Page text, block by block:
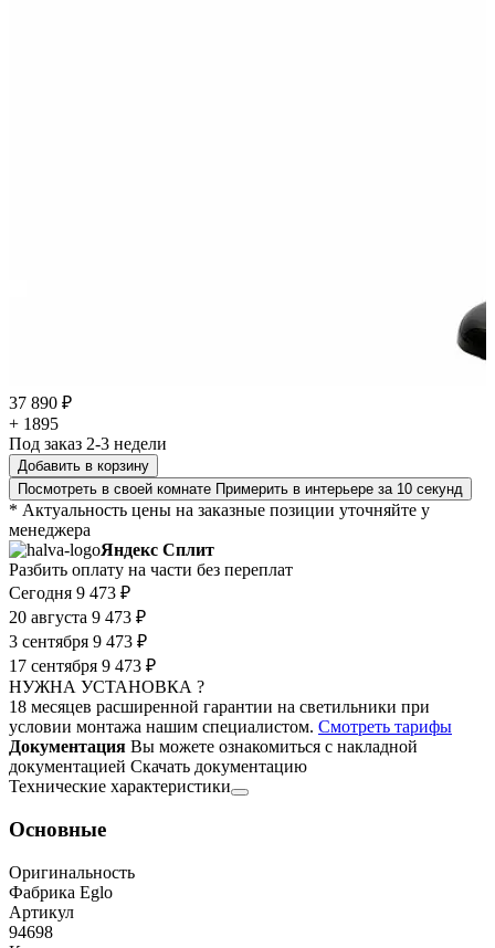
37 890 ₽
+ 1895
Под заказ 2-3 недели
Добавить в корзину
Посмотреть в своей комнате Примерить в интерьере за 10 секунд
* Актуальность цены на заказные позиции уточняйте у
менеджера
Яндекс Сплит
Разбить оплату на части без переплат
Сегодня 9 473 ₽
20 августа 9 473 ₽
3 сентября 9 473 ₽
17 сентября 9 473 ₽
НУЖНА УСТАНОВКА ?
18 месяцев расширенной гарантии на светильники при
условии монтажа нашим специалистом. Смотреть тарифы
Документация Вы можете ознакомиться с накладной
документацией Скачать документацию
Технические характеристики
Основные
Оригинальность
Фабрика Eglo
Артикул
94698